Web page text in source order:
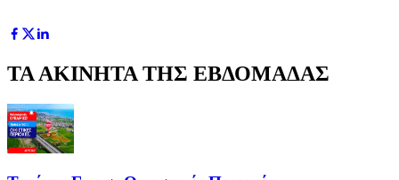
ΤΑ ΑΚΙΝΗΤΑ ΤΗΣ ΕΒΔΟΜΑΔΑΣ